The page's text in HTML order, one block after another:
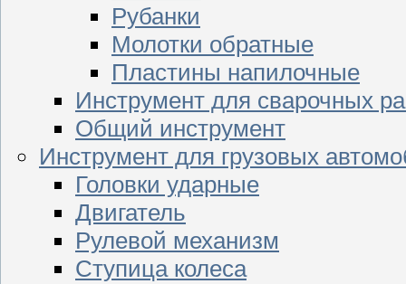
Рубанки
Молотки обратные
Пластины напилочные
Инструмент для сварочных
Общий инструмент
Инструмент для грузовых
Головки ударные
Двигатель
Рулевой механизм
Ступица колеса